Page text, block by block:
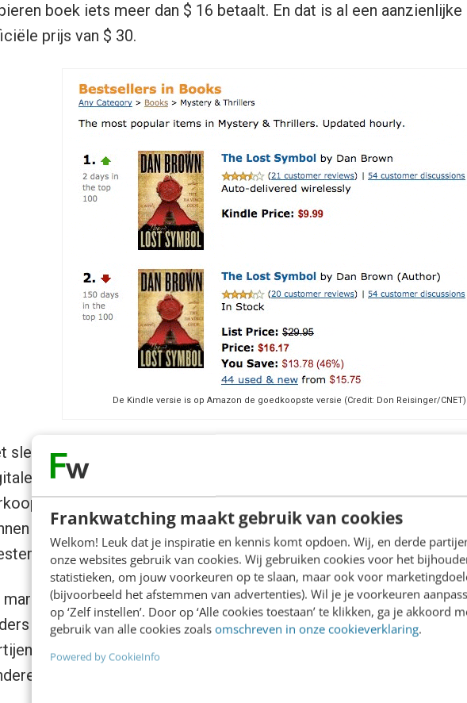
Frankwatching maakt gebruik van cookies
Welkom! Leuk dat je inspiratie en kennis komt opdoen. Wij, en derde
onze websites gebruik van cookies. Wij gebruiken cookies voor het
statistieken, om jouw voorkeuren op te slaan, maar ook voor
(bijvoorbeeld het afstemmen van advertenties). Wil je je voorkeuren
op ‘Zelf instellen’. Door op ‘Alle cookies toestaan’ te klikken, ga je akkoord
gebruik van alle cookies zoals omschreven in onze cookieverklaring.
Powered by CookieInfo
boek iets meer dan $ 16 betaalt. En dat is al een
prijs van $ 30.
De Kindle versie is op Amazon de goedkoopste versie (Credit: Don Reisinger/CNET)
slechte nieuwtje: de
zo succesvolle verkoop
edities kan alleen gelezen worden met een Kindle, het
Wij, Europeanen, die net bijvoorbeeld een Sony Reader
niets met de Kindle-versie van Amazon. En de uitgever gaf nog
voor een digitale Europese versie. Het is zottigheid.
markt van het digitale boek heeft alle kenmerken van de relatie
in de puberteit. Er worden smoesjes verzonnen, onredelijke
liggen dwars en proberen land te veroveren en de grenzen te
en smokkelaars repareren die grenzen, en uiteindelijk komt